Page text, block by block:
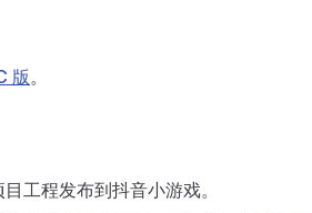
版。
工程发布到抖音小游戏。